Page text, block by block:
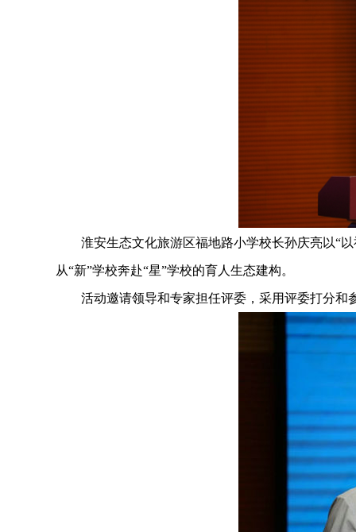
淮安生态文化旅游区福地路小学校长孙庆亮以“以
从“新”学校奔赴“星”学校的育人生态建构。
活动邀请领导和专家担任评委，采用评委打分和